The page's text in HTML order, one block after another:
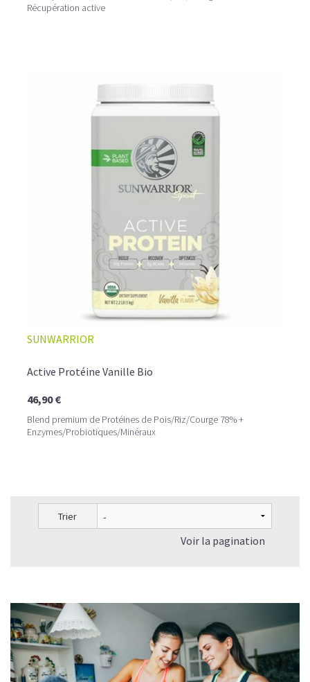
Récupération active
SUNWARRIOR
Active Protéine Vanille Bio
46,90 €
Blend premium de Protéines de Pois/Riz/Courge 78% +
Enzymes/Probiotiques/Minéraux
Trier
Voir la pagination